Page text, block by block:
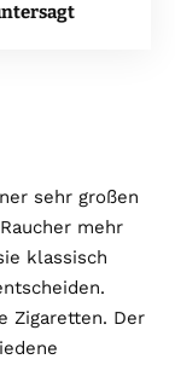
sehr großen
mehr
klassisch
Zigaretten. Der